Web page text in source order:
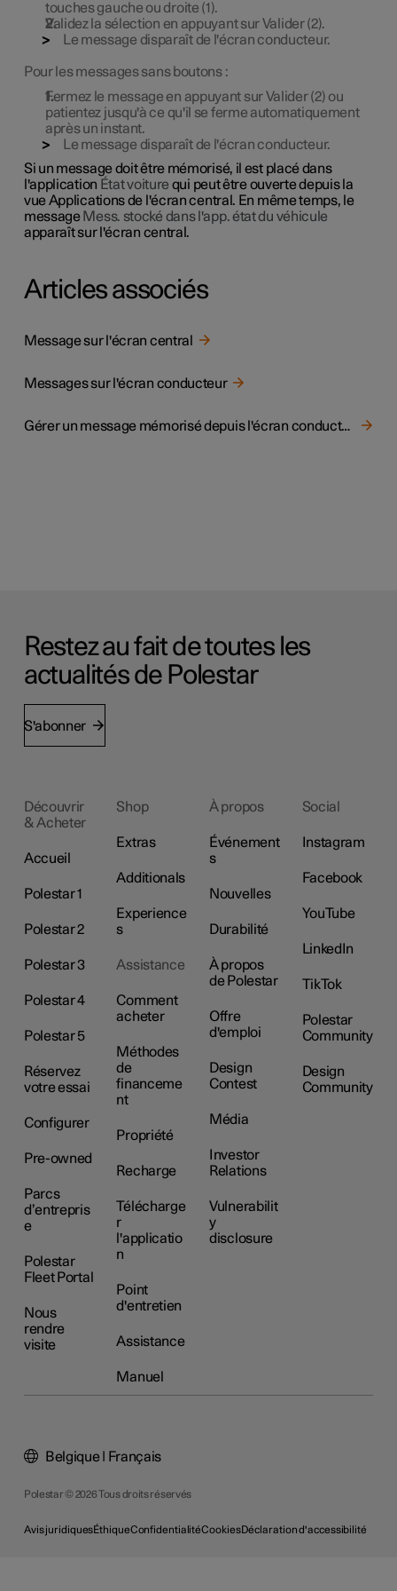
touches gauche ou droite (1).
Validez la sélection en appuyant sur Valider (2).
Le message disparaît de l'écran conducteur.
Pour les messages sans boutons :
Fermez le message en appuyant sur Valider (2) ou
patientez jusqu'à ce qu'il se ferme automatiquement
après un instant.
Le message disparaît de l'écran conducteur.
Si un message doit être mémorisé, il est placé dans
l'application État voiture qui peut être ouverte depuis la
vue Applications de l'écran central. En même temps, le
message Mess. stocké dans l'app. état du véhicule
apparaît sur l'écran central.
Articles associés
Message sur l'écran central
Messages sur l'écran conducteur
Gérer un message mémorisé depuis l'écran conducteur
Restez au fait de toutes les
actualités de Polestar
S'abonner
Découvrir
& Acheter
Accueil
Polestar 1
Polestar 2
Polestar 3
Polestar 4
Polestar 5
Réservez
votre essai
Configurer
Pre-owned
Parcs
d’entrepris
e
Polestar
Fleet Portal
Nous
rendre
visite
Shop
Extras
Additionals
Experience
s
Assistance
Comment
acheter
Méthodes
de
financeme
nt
Propriété
Recharge
Télécharge
r
l'applicatio
n
Point
d'entretien
Assistance
Manuel
À propos
Événement
s
Nouvelles
Durabilité
À propos
de Polestar
Offre
d'emploi
Design
Contest
Média
Investor
Relations
Vulnerabilit
y
disclosure
Social
Instagram
Facebook
YouTube
LinkedIn
TikTok
Polestar
Community
Design
Community
Polestar © 2026 Tous droits réservés
Avis juridiquesÉthiqueConfidentialitéCookiesDéclaration d'accessibilité
Belgique | Français